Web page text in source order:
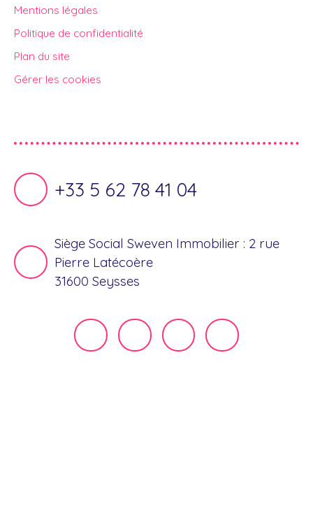
Mentions légales
Politique de confidentialité
Plan du site
Gérer les cookies
+33 5 62 78 41 04
Siège Social Sweven Immobilier : 2 rue
Pierre Latécoère
31600 Seysses